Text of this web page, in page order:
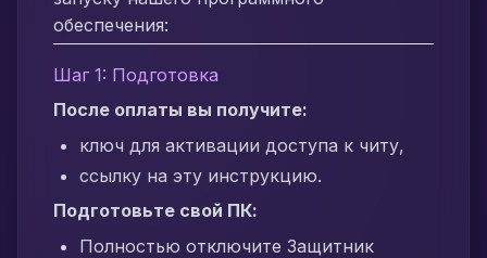
обеспечения:
Шаг 1: Подготовка
После оплаты вы получите:
ключ для активации доступа к читу,
ссылку на эту инструкцию.
Подготовьте свой ПК:
Полностью отключите Защитник